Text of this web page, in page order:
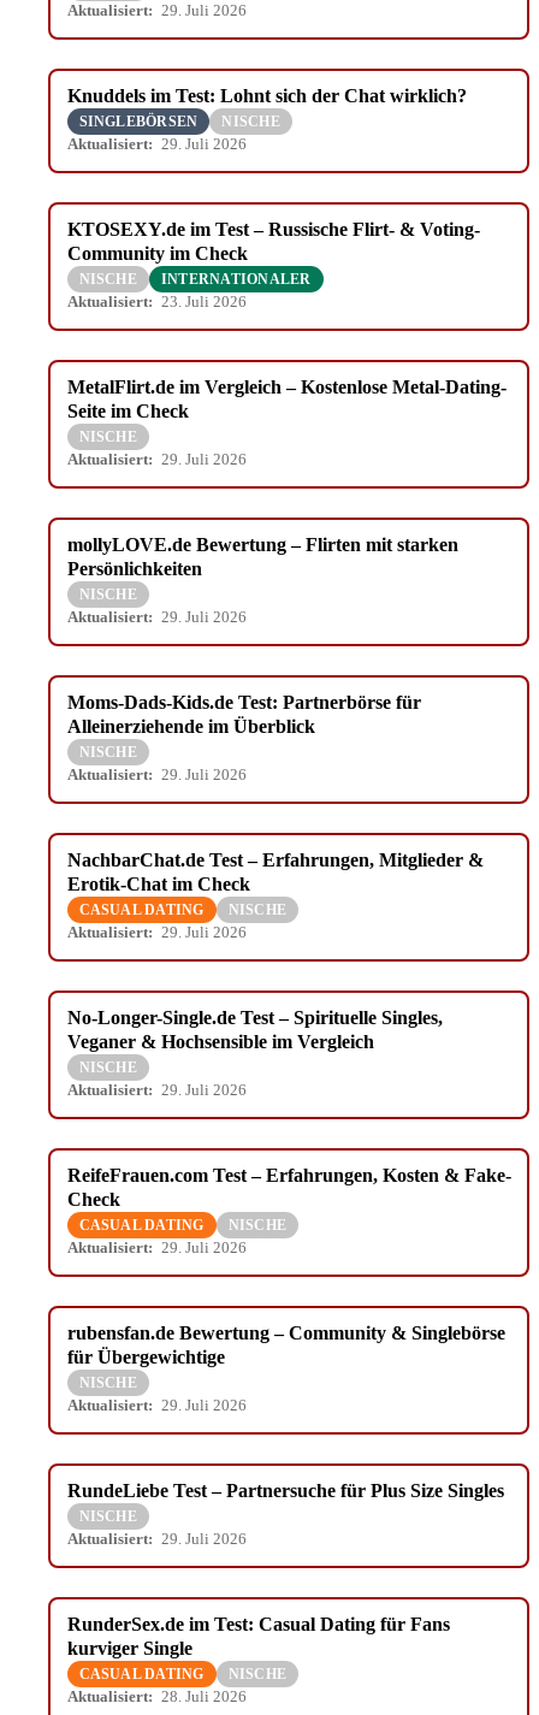
Aktualisiert: 29. Juli 2026
Knuddels im Test: Lohnt sich der Chat wirklich?
SINGLEBÖRSEN NISCHE
Aktualisiert: 29. Juli 2026
KTOSEXY.de im Test – Russische Flirt- & Voting-
Community im Check
NISCHE INTERNATIONALER
Aktualisiert: 23. Juli 2026
MetalFlirt.de im Vergleich – Kostenlose Metal-Dating-
Seite im Check
NISCHE
Aktualisiert: 29. Juli 2026
mollyLOVE.de Bewertung – Flirten mit starken
Persönlichkeiten
NISCHE
Aktualisiert: 29. Juli 2026
Moms-Dads-Kids.de Test: Partnerbörse für
Alleinerziehende im Überblick
NISCHE
Aktualisiert: 29. Juli 2026
NachbarChat.de Test – Erfahrungen, Mitglieder &
Erotik-Chat im Check
CASUAL DATING NISCHE
Aktualisiert: 29. Juli 2026
No-Longer-Single.de Test – Spirituelle Singles,
Veganer & Hochsensible im Vergleich
NISCHE
Aktualisiert: 29. Juli 2026
ReifeFrauen.com Test – Erfahrungen, Kosten & Fake-
Check
CASUAL DATING NISCHE
Aktualisiert: 29. Juli 2026
rubensfan.de Bewertung – Community & Singlebörse
für Übergewichtige
NISCHE
Aktualisiert: 29. Juli 2026
RundeLiebe Test – Partnersuche für Plus Size Singles
NISCHE
Aktualisiert: 29. Juli 2026
RunderSex.de im Test: Casual Dating für Fans
kurviger Single
CASUAL DATING NISCHE
Aktualisiert: 28. Juli 2026